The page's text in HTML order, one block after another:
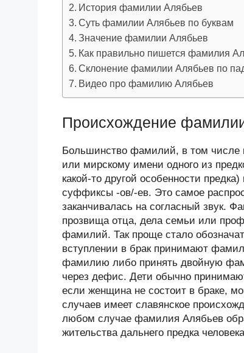
История фамилии Алябьев
Суть фамилии Алябьев по буквам
Значение фамилии Алябьев
Как правильно пишется фамилия
Склонение фамилии Алябьев по
Видео про фамилию Алябьев
Происхождение
Большинство фамилий, в том числе
или мирскому имени одного из
какой-то другой особенности
суффиксы -ов/-ев. Это самое
заканчивалась на согласный звук.
прозвища отца, дела семьи или
фамилий. Так проще стало
вступлении в брак принимают
фамилию либо принять двойную
через дефис. Дети обычно
если женщина не состоит в браке,
случаев имеет славянское
любом случае фамилия Алябьев
жительства дальнего предка